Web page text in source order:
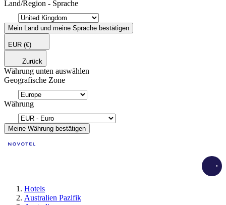
Land/Region - Sprache
Mein Land und meine Sprache bestätigen
EUR (€)
Zurück
Währung unten auswählen
Geografische Zone
Währung
Meine Währung bestätigen
Hotels
Australien Pazifik